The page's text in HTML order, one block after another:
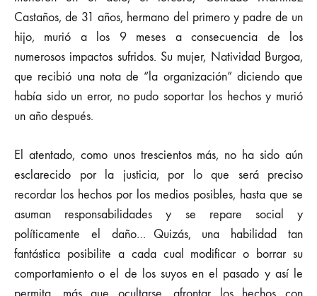
Castaños, de 31 años, hermano del primero y padre de un
hijo, murió a los 9 meses a consecuencia de los
numerosos impactos sufridos. Su mujer, Natividad Burgoa,
que recibió una nota de “la organización” diciendo que
había sido un error, no pudo soportar los hechos y murió
un año después.
El atentado, como unos trescientos más, no ha sido aún
esclarecido por la justicia, por lo que será preciso
recordar los hechos por los medios posibles, hasta que se
asuman responsabilidades y se repare social y
políticamente el daño… Quizás, una habilidad tan
fantástica posibilite a cada cual modificar o borrar su
comportamiento o el de los suyos en el pasado y así le